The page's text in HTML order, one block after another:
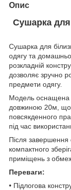
Опис
Сушарка для
Сушарка для
одягу та
розкладній
дозволяє зручно
предмети одягу.
Модель оснащена
довжиною 20м, що
повсякденного
під час
Після завершення
компактного
приміщень з
Переваги:
• Підлогова